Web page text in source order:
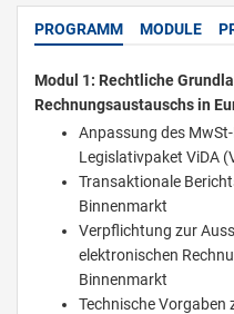
PROGRAMM MODULE
Modul 1: Rechtliche
Rechnungsaustauschs in
Anpassung des
Legislativpaket ViDA
Transaktionale
Binnenmarkt
Verpflichtung zur
elektronischen
Binnenmarkt
Technische